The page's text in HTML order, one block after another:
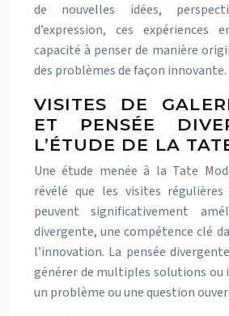
de nouvelles idées,
d’expression, ces expériences
capacité à penser de manière
des problèmes de façon innovante.
VISITES DE
ET PENSÉE
L’ÉTUDE DE LA
Une étude menée à la Tate
révélé que les visites régulières
peuvent significativement
divergente, une compétence clé
l’innovation. La pensée
générer de multiples solutions ou
un problème ou une question